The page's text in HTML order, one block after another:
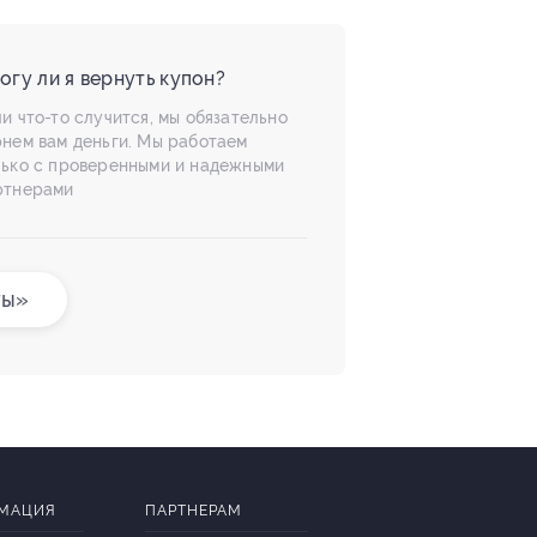
ли я вернуть купон?
что-то случится, мы обязательно
вам деньги. Мы работаем
с проверенными и надежными
ПАРТНЕРАМ